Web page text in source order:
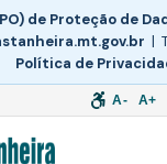
de Proteção de
|
Política de
A- A+